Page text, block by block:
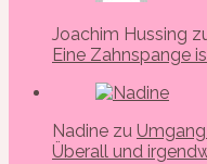
Joachim Hussing
Eine Zahnspange
Nadine zu
Überall und